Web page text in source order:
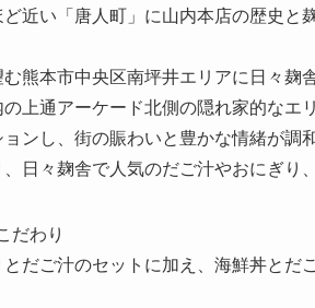
近い「唐人町」に山内本店の歴史と
熊本市中央区南坪井エリアに日々麹
上通アーケード北側の隠れ家的な
ンし、街の賑わいと豊かな情緒が
日々麹舎で人気のだご汁やおにぎり
だわり
だご汁のセットに加え、海鮮丼とだ